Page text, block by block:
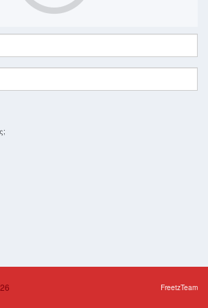
FreetzTeam